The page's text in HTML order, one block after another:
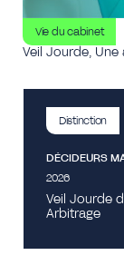
Vie du cabinet
Veil Jourde, Une
Distinction
DÉCIDEURS
2026
Veil Jourde
Arbitrage